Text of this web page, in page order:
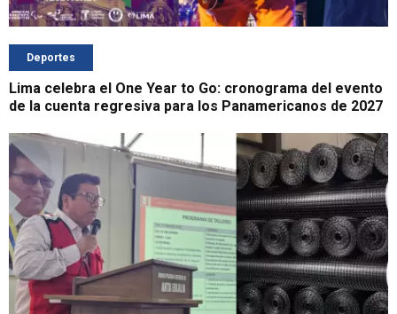
Deportes
Lima celebra el One Year to Go: cronograma del evento
de la cuenta regresiva para los Panamericanos de 2027